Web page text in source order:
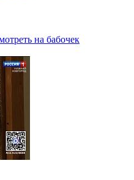
на бабочек